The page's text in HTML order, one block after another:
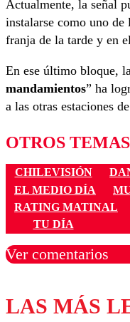
Actualmente, la señal
instalarse como uno de
franja de la tarde y en
En ese último bloque,
mandamientos” ha
a las otras estaciones
OTROS
CHILEVISIÓN
EL MEDIO DÍA
RATING MATINAL
TU DÍA
Ver comentarios
Los comentarios
LAS MÁS